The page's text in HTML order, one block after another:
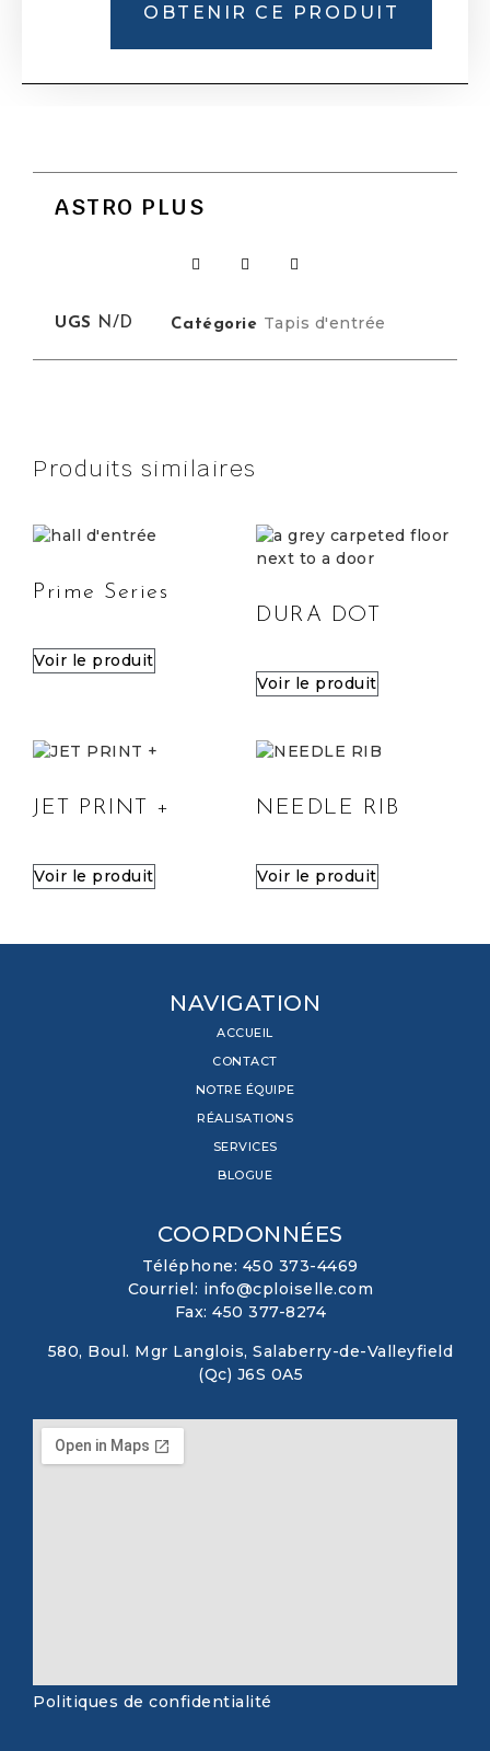
OBTENIR CE PRODUIT
ASTRO PLUS
UGS N/D Catégorie Tapis d'entrée
Produits similaires
Prime Series
Voir le produit
DURA DOT
Voir le produit
JET PRINT +
Voir le produit
NEEDLE RIB
Voir le produit
NAVIGATION
ACCUEIL
CONTACT
NOTRE ÉQUIPE
RÉALISATIONS
SERVICES
BLOGUE
COORDONNÉES
Téléphone: 450 373-4469
Courriel: info@cploiselle.com
Fax: 450 377-8274
580, Boul. Mgr Langlois, Salaberry-de-Valleyfield
(Qc) J6S 0A5
Politiques de confidentialité